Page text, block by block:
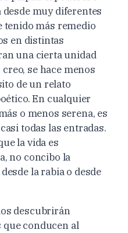
muy diferentes
tenido más remedio
en distintas
una cierta unidad
se hace menos
de un relato
En cualquier
o menos serena, es
todas las entradas.
la vida es
no concibo la
la rabia o desde
descubrirán
que conducen al